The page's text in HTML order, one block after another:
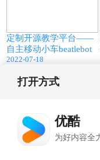
定制开源教学平台——
自主移动小车beatlebot
2022-07-18
打开方式
优酷
为好内容全